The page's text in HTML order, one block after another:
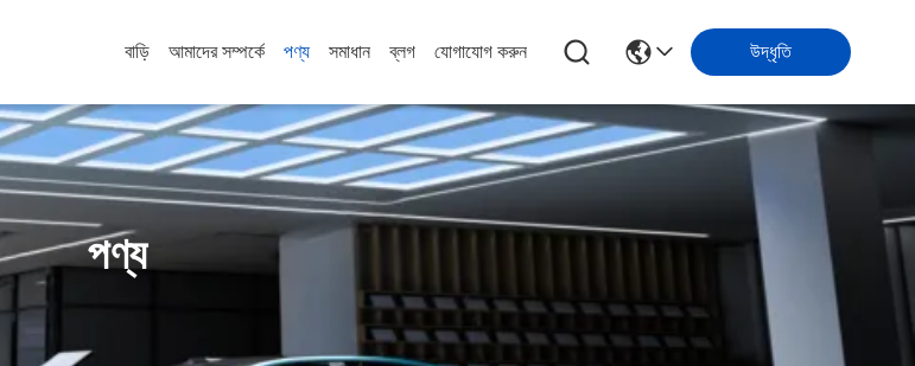
বাড়ি আমাদের সম্পর্কে পণ্য সমাধান ব্লগ যোগাযোগ করুন উদ্ধৃতি
পণ্য